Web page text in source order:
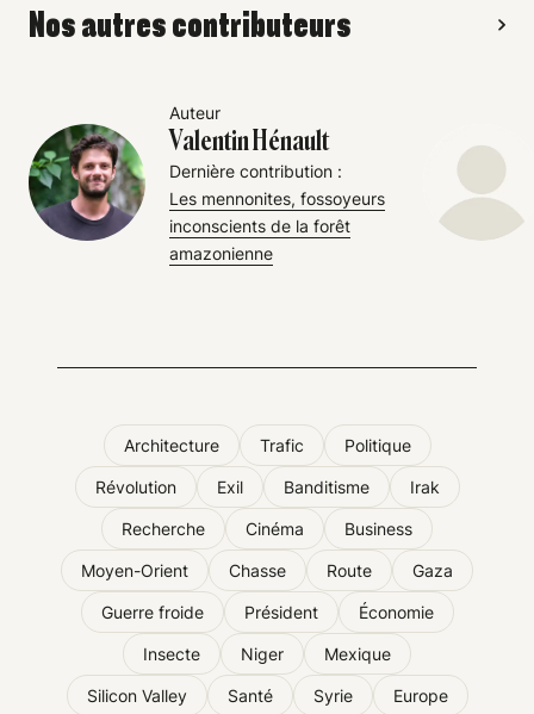
Nos autres contributeurs
Auteur
Valentin Hénault
Dernière contribution :
Les mennonites, fossoyeurs
inconscients de la forêt
amazonienne
Architecture Trafic Politique
Révolution Exil Banditisme Irak
Recherche Cinéma Business
Moyen-Orient Chasse Route Gaza
Guerre froide Président Économie
Insecte Niger Mexique
Silicon Valley Santé Syrie Europe